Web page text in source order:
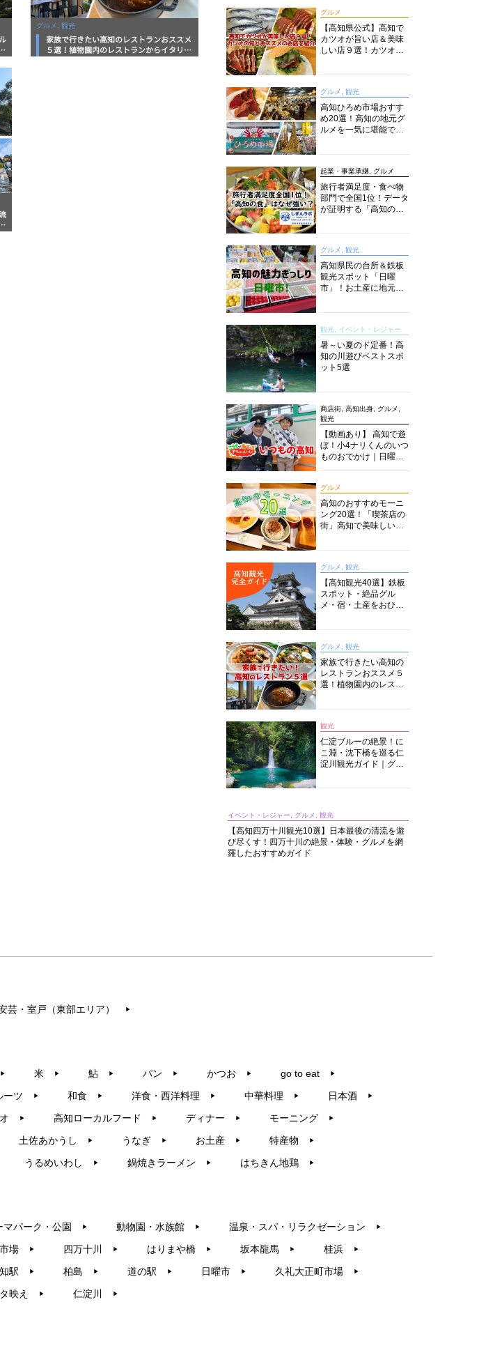
グルメ, 観光
家族で行きたい高知のレストランおススメ
５選！植物園内のレストランからイタリア
グルメ
【高知県公式】高知で
カツオが旨い店＆美味
しい店９選！カツオの
グルメ, 観光
高知ひろめ市場おすす
め20選！高知の地元グ
ルメを一気に堪能でき
起業・事業承継, グルメ
旅行者満足度・食べ物
部門で全国1位！データ
が証明する「高知の
グルメ, 観光
高知県民の台所＆鉄板
観光スポット「日曜
市」！お土産に地元野
説！
観光, イベント・レジャー
暑～い夏のド定番！高
知の川遊びベストスポ
ット5選
商店街, 高知出身, グルメ,
観光
【動画あり】 高知で遊
ぼ！小4ナリくんのいつ
ものおでかけ｜日曜市
グルメ
高知のおすすめモーニ
ング20選！「喫茶店の
街」高知で美味しい喫
グルメ, 観光
【高知観光40選】鉄板
スポット・絶品グル
メ・宿・土産をおひと
グルメ, 観光
家族で行きたい高知の
レストランおススメ５
選！植物園内のレスト
観光
仁淀ブルーの絶景！に
こ淵・沈下橋を巡る仁
淀川観光ガイド｜グル
イベント・レジャー, グルメ, 観光
【高知四万十川観光10選】日本最後の清流を遊
び尽くす！四万十川の絶景・体験・グルメを網
羅したおすすめガイド
芸・室戸（東部エリア） ▶︎
▶︎ 米 ▶︎ 鮎 ▶︎ パン ▶︎ かつお ▶︎ go to eat ▶︎
ーツ ▶︎ 和食 ▶︎ 洋食・西洋料理 ▶︎ 中華料理 ▶︎ 日本酒 ▶︎
▶︎ 高知ローカルフード ▶︎ ディナー ▶︎ モーニング ▶︎
土佐あかうし ▶︎ うなぎ ▶︎ お土産 ▶︎ 特産物 ▶︎
うるめいわし ▶︎ 鍋焼きラーメン ▶︎ はちきん地鶏 ▶︎
パーク・公園 ▶︎ 動物園・水族館 ▶︎ 温泉・スパ・リラクゼーション ▶︎
場 ▶︎ 四万十川 ▶︎ はりまや橋 ▶︎ 坂本龍馬 ▶︎ 桂浜 ▶︎
駅 ▶︎ 柏島 ▶︎ 道の駅 ▶︎ 日曜市 ▶︎ 久礼大正町市場 ▶︎
映え ▶︎ 仁淀川 ▶︎